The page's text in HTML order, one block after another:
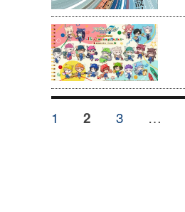
稿
ペ
1 ペ
2 ペ
3 …